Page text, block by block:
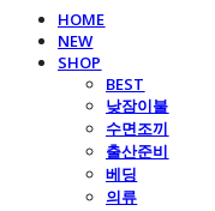
HOME
NEW
SHOP
BEST
낮잠이불
수면조끼
출산준비
베딩
의류